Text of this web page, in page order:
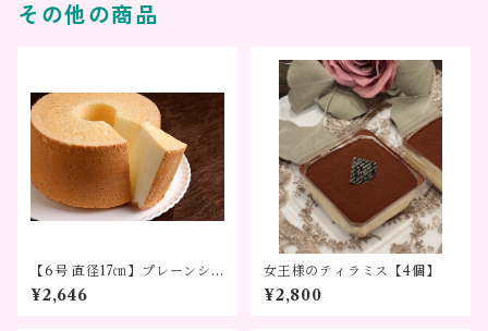
その他の商品
【6号 直径17㎝】プレーンシ
フォンケーキ（デコレーショ
ンなし）
¥2,646
女王様のティラミス【4個】
¥2,800